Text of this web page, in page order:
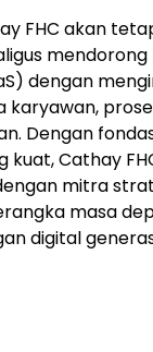
FHC akan
dengan
karyawan,
Dengan
kuat, Cathay
mitra
masa
digital